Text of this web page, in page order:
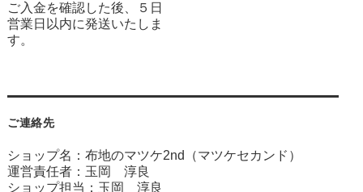
ご入金を確認した後、５日
営業日以内に発送いたしま
す。
ご連絡先
ショップ名：布地のマツケ2nd（マツケセカンド）
運営責任者：玉岡 淳良
ショップ担当：玉岡 淳良